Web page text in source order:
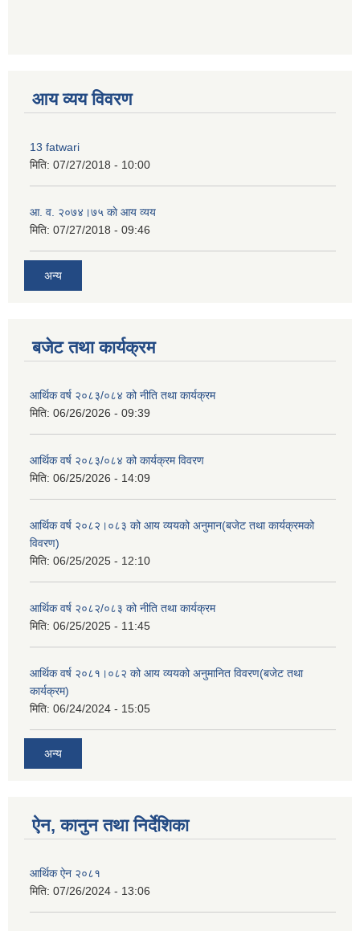
आय व्यय विवरण
13 fatwari
मिति: 07/27/2018 - 10:00
आ‍. व. २०७४।७५ काे आय व्यय
मिति: 07/27/2018 - 09:46
अन्य
बजेट तथा कार्यक्रम
आर्थिक वर्ष २०८३/०८४ को नीति तथा कार्यक्रम
मिति: 06/26/2026 - 09:39
आर्थिक वर्ष २०८३/०८४ को कार्यक्रम विवरण
मिति: 06/25/2026 - 14:09
आर्थिक वर्ष २०८२।०८३ को आय व्ययको अनुमान(बजेट तथा कार्यक्रमको
विवरण)
मिति: 06/25/2025 - 12:10
आर्थिक वर्ष २०८२/०८३ को नीति तथा कार्यक्रम
मिति: 06/25/2025 - 11:45
आर्थिक वर्ष २०८१।०८२ को आय व्ययको अनुमानित विवरण(बजेट तथा
कार्यक्रम)
मिति: 06/24/2024 - 15:05
अन्य
ऐन, कानुन तथा निर्देशिका
आर्थिक ऐन २०८१
मिति: 07/26/2024 - 13:06